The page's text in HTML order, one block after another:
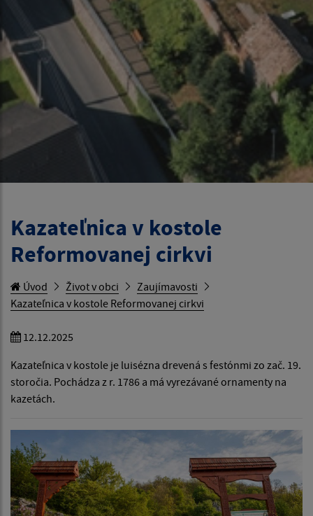
Kazateľnica v kostole
Reformovanej cirkvi
Úvod Život v obci
Zaujímavosti
Kazateľnica v kostole Reformovanej cirkvi
12.12.2025
Kazateľnica v kostole je luisézna drevená s festónmi zo zač. 19.
storočia. Pochádza z r. 1786 a má vyrezávané ornamenty na
kazetách.